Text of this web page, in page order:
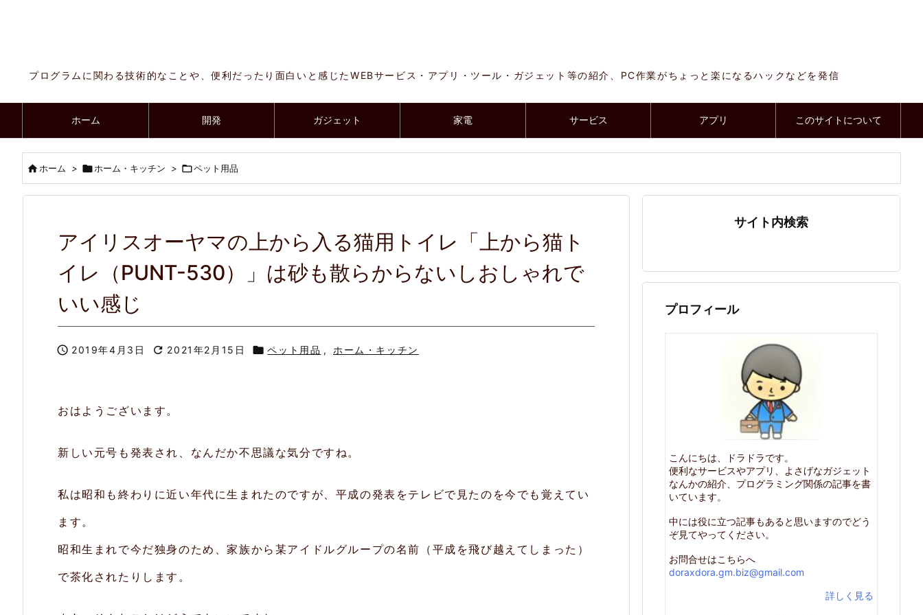
プログラムに関わる技術的なことや、便利だったり面白いと感じたWEBサービス・アプリ・ツール・ガジェット等の紹介、PC作業がちょっと楽になるハックなどを発信
ホーム 開発 ガジェット 家電 サービス アプリ このサイトについて
ホーム > ホーム・キッチン > ペット用品
アイリスオーヤマの上から入る猫用トイレ「上から猫ト
イレ（PUNT-530）」は砂も散らからないしおしゃれで
いい感じ
 2019年4月3日  2021年2月15日  ペット用品 , ホーム・キッチン
おはようございます。
新しい元号も発表され、なんだか不思議な気分ですね。
私は昭和も終わりに近い年代に生まれたのですが、平成の発表をテレビで見たのを今でも覚えてい
ます。
昭和生まれで今だ独身のため、家族から某アイドルグループの名前（平成を飛び越えてしまった）
で茶化されたりします。
サイト内検索
プロフィール
こんにちは、ドラドラです。
便利なサービスやアプリ、よさげなガジェット
なんかの紹介、プログラミング関係の記事を書
いています。
中には役に立つ記事もあると思いますのでどう
ぞ見てやってください。
お問合せはこちらへ
doraxdora.gm.biz@gmail.com
詳しく見る